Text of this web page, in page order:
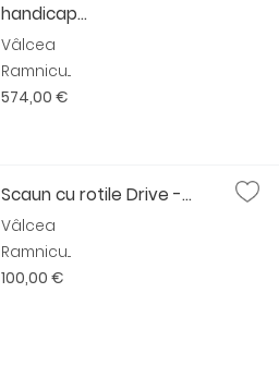
handicap...
Vâlcea
Ramnicu...
574,00 €
Scaun cu rotile Drive -...
Vâlcea
Ramnicu...
100,00 €